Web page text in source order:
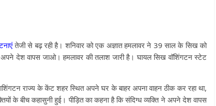
तेजी से बढ़ रही है। शनिवार को एक अज्ञात हमलावर ने 39 साल के सिख को
अपने देश वापस जाओ। हमलावर की तलाश जारी है। घायल सिख वॉशिंगटन स्टेट
राज्य के केंट शहर स्थित अपने घर के बाहर अपना वाहन ठीक कर रहा था,
के बीच कहासुनी हुई। पीड़ित का कहना है कि संदिग्ध व्यक्ति ने अपने देश वापस